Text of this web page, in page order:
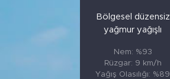
Bölgesel düzensiz
yağmur yağışlı
Nem: %93
Rüzgar: 9 km/h
Yağış Olasılığı: %89